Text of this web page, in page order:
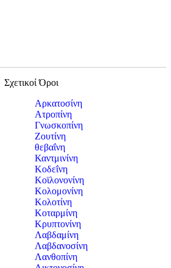
Σχετικοί Όροι
Αρκατοσίνη
Ατροπίνη
Γνωσκοπίνη
Ζουτίνη
θεβαΐνη
Καντμινίνη
Κοδεΐνη
Κοϊλονονίνη
Κολομονίνη
Κολοτίνη
Κοταρμίνη
Κρυπτονίνη
Λαβδαμίνη
Λαβδανοσίνη
Λανθοπίνη